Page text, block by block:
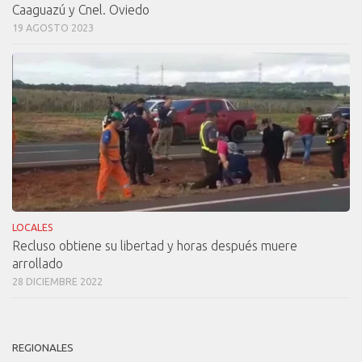
Caaguazú y Cnel. Oviedo
19 AGOSTO 2023
LOCALES
Recluso obtiene su libertad y horas después muere
arrollado
28 DICIEMBRE 2022
REGIONALES